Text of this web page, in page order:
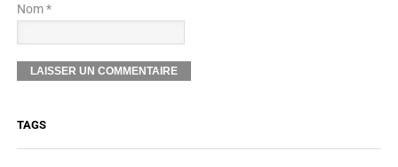
Nom *
TAGS